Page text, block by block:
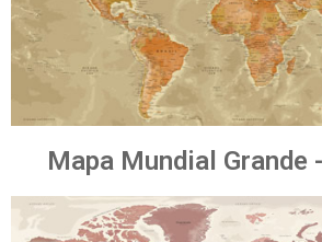
Mapa Mundial Grande